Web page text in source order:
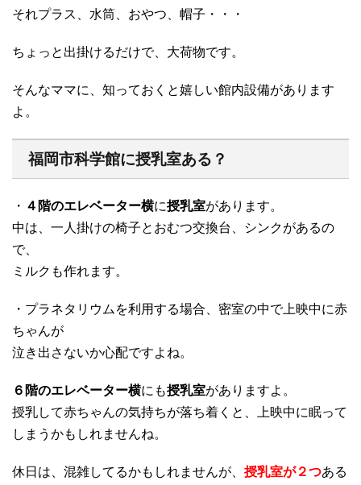
それプラス、水筒、おやつ、帽子・・・
ちょっと出掛けるだけで、大荷物です。
そんなママに、知っておくと嬉しい館内設備があります
よ。
福岡市科学館に授乳室ある？
・ ４階のエレベーター横に授乳室があります。
中は、一人掛けの椅子とおむつ交換台、シンクがあるの
で、
ミルクも作れます。
・プラネタリウムを利用する場合、密室の中で上映中に赤
ちゃんが
泣き出さないか心配ですよね。
６階のエレベーター横にも授乳室がありますよ。
授乳して赤ちゃんの気持ちが落ち着くと、上映中に眠って
しまうかもしれませんね。
休日は、混雑してるかもしれませんが、 授乳室が２つある